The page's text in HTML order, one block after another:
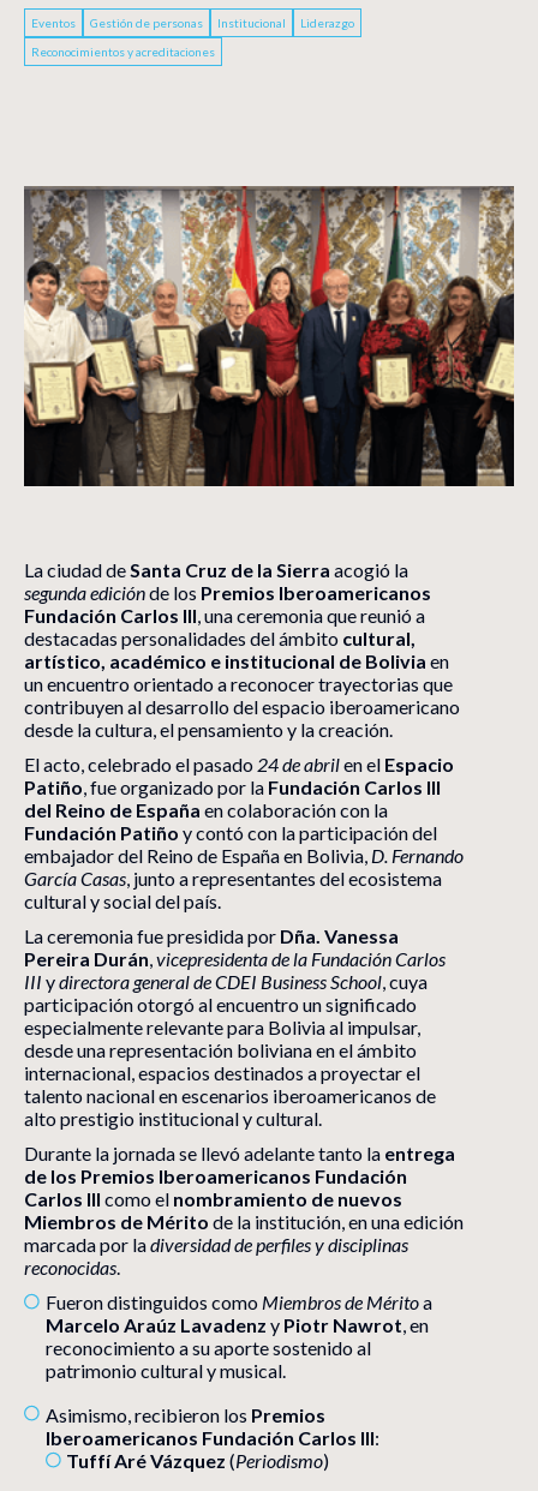
Eventos Gestión de personas Institucional
Liderazgo
Reconocimientos y acreditaciones
La ciudad deSanta Cruz de la Sierra acogió la
segunda ediciónde los Premios Iberoamericanos
Fundación Carlos III, una ceremonia que reunió a
destacadas personalidades del ámbito cultural,
artístico, académico e institucional de Bolivia en
un encuentro orientado a reconocer trayectorias que
contribuyen al desarrollo del espacio iberoamericano
desde la cultura, el pensamiento y la creación.
El acto, celebrado el pasado 24 de abrilen el Espacio
Patiño, fue organizado por la Fundación Carlos III
del Reino de España en colaboración con la
Fundación Patiño y contó con la participación del
embajador del Reino de España en Bolivia, D. Fernando
García Casas, junto a representantes del ecosistema
cultural y social del país.
La ceremonia fue presidida por Dña. Vanessa
Pereira Durán,vicepresidenta de la Fundación Carlos
III ydirectora general de CDEI Business School, cuya
participación otorgó al encuentro un significado
especialmente relevante para Bolivia al impulsar,
desde una representación boliviana en el ámbito
internacional, espacios destinados a proyectar el
talento nacional en escenarios iberoamericanos de
alto prestigio institucional y cultural.
Durante la jornada se llevó adelante tanto la entrega
de los Premios Iberoamericanos Fundación
Carlos III como el nombramiento de nuevos
Miembros de Mérito de la institución, en una edición
marcada por ladiversidad de perfiles y disciplinas
reconocidas.
Fueron distinguidos como Miembros de Méritoa
Marcelo Araúz Lavadenz y Piotr Nawrot, en
reconocimiento a su aporte sostenido al
patrimonio cultural y musical.
Asimismo, recibieron los Premios
Iberoamericanos Fundación Carlos III:
Tuffí Aré Vázquez (Periodismo)